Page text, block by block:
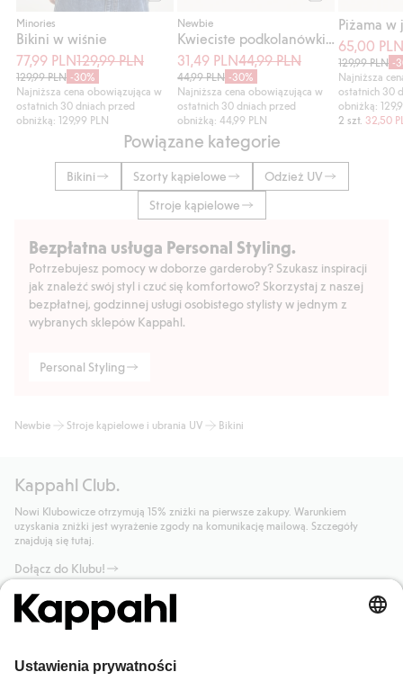
Kup
Minories
Bikini w wiśnie
77,99 PLN129,99 PLN
129,99 PLN -30%
Najniższa cena obowiązująca w
ostatnich 30 dniach przed
obniżką: 129,99 PLN
Newbie
31,49 PLN44,99 PLN
44,99 PLN -30%
Najniższa cena obowiązująca w
ostatnich 30 dniach przed
obniżką: 44,99 PLN
65,00
129,99 PLN -
Najniższa
ostatnich 30
obniżką:
2 szt. 32,50
Powiązane kategorie
Bikini Szorty kąpielowe
Odzież UV
Stroje kąpielowe
Bezpłatna usługa Personal Styling.
Potrzebujesz pomocy w doborze garderoby? Szukasz inspiracji
jak znaleźć swój styl i czuć się komfortowo? Skorzystaj z naszej
bezpłatnej, godzinnej usługi osobistego stylisty w jednym z
wybranych sklepów Kappahl.
Personal Styling
Newbie Stroje kąpielowe i ubrania UV Bikini
Kappahl Club.
Nowi Klubowicze otrzymują 15% zniżki na pierwsze zakupy. Warunkiem
uzyskania zniżki jest wyrażenie zgody na komunikację mailową. Szczegóły
znajdują się tutaj.
Dołącz do Klubu!